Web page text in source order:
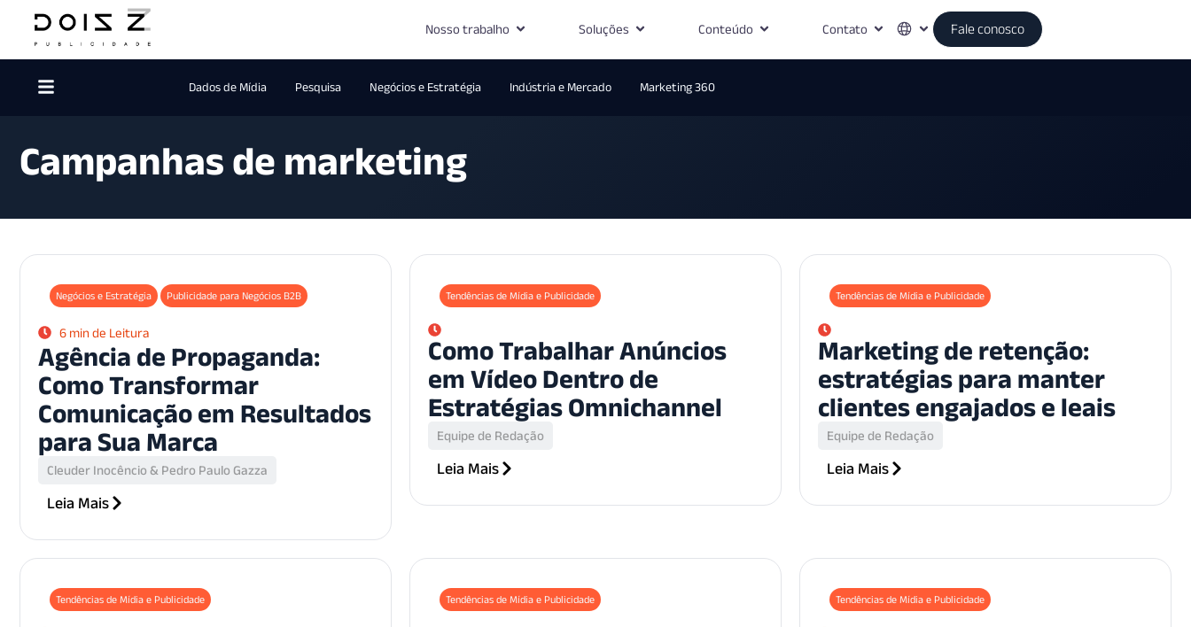
Nosso trabalho Soluções Conteúdo Contato Fale conosco
Dados de Mídia Pesquisa Negócios e Estratégia Indústria e Mercado Marketing 360
Campanhas de marketing
Negócios e Estratégia Publicidade para Negócios B2B
6 min de Leitura
Agência de Propaganda:
Como Transformar
Comunicação em Resultados
para Sua Marca
Cleuder Inocêncio & Pedro Paulo Gazza
Leia Mais
Tendências de Mídia e Publicidade
Como Trabalhar Anúncios
em Vídeo Dentro de
Estratégias Omnichannel
Equipe de Redação
Leia Mais
Tendências de Mídia e Publicidade
Marketing de retenção:
estratégias para manter
clientes engajados e leais
Equipe de Redação
Leia Mais
Tendências de Mídia e Publicidade Tendências de Mídia e Publicidade Tendências de Mídia e Publicidade